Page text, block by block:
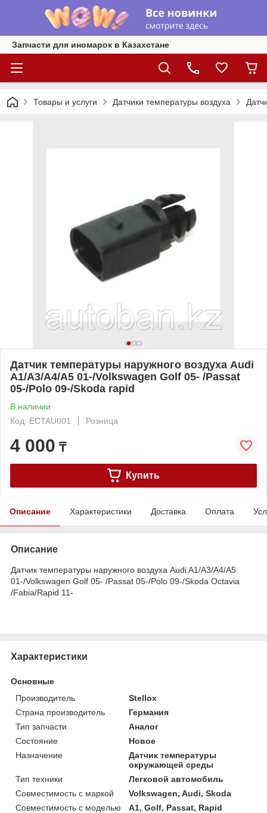
Запчасти для иномарок в Казахстане
Товары и услуги Датчики температуры воздуха
Датчик температуры наружного воздуха Audi
A1/A3/A4/A5 01-/Volkswagen Golf 05- /Passat
05-/Polo 09-/Skoda rapid
В наличии
Код: ECTAU001
Розница
4 000 ₸
Купить
Описание Характеристики Доставка Оплата
Описание
Датчик температуры наружного воздуха Audi A1/A3/A4/A5
01-/Volkswagen Golf 05- /Passat 05-/Polo 09-/Skoda Octavia
/Fabia/Rapid 11-
Характеристики
Основные
Производитель
Stellox
Страна производитель
Германия
Тип запчасти
Аналог
Состояние
Новое
Назначение
Датчик температуры
окружающей среды
Тип техники
Легковой автомобиль
Совместимость с маркой
Volkswagen, Audi, Skoda
Совместимость с моделью
A1, Golf, Passat, Rapid